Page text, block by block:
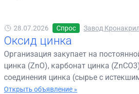
28.07.2026 Спрос Завод Кронакрил
Оксид цинка
Организация закупает на
цинка (ZnO), карбонат цинка
соединения цинка (сырье с
Открыть объявление »